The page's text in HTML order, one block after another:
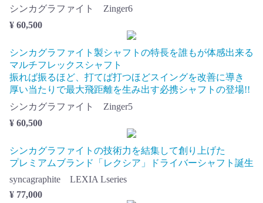
シンカグラファイト Zinger6
¥ 60,500
シンカグラファイト製シャフトの特長を誰もが体感出来る
マルチフレックスシャフト
振れば振るほど、打てば打つほどスイングを改善に導き
厚い当たりで最大飛距離を生み出す必携シャフトの登場!!
シンカグラファイト Zinger5
¥ 60,500
シンカグラファイトの技術力を結集して創り上げた
プレミアムブランド「レクシア」ドライバーシャフト誕生
syncagraphite LEXIA Lseries
¥ 77,000